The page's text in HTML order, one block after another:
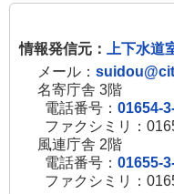
情報発信元：
上下水道
メール：
名寄庁舎 3階
電話番号： 01654-
ファクシミリ：
風連庁舎 2階
電話番号： 01655-
ファクシミリ：